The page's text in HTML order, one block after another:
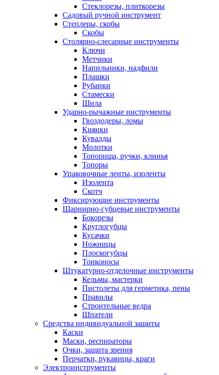
Стеклорезы, плиткорезы
Садовый ручной инструмент
Степлеры, скобы
Скобы
Столярно-слесарные инструменты
Ключи
Метчики
Напильники, надфили
Плашки
Рубанки
Стамески
Шила
Ударно-рычажные инструменты
Гвоздодеры, ломы
Киянки
Кувалды
Молотки
Топорища, ручки, клинья
Топоры
Упаковочные ленты, изоленты
Изолента
Скотч
Фиксирующие инструменты
Шарнирно-губцевые инструменты
Бокорезы
Круглогубцы
Кусачки
Ножницы
Плоскогубцы
Тонконосы
Штукатурно-отделочные инструменты
Кельмы, мастерки
Пистолеты для герметика, пены
Правилы
Строительные ведра
Шпатели
Средства индивидуальной защиты
Каски
Маски, респираторы
Очки, защита зрения
Перчатки, рукавицы, краги
Электроинструменты